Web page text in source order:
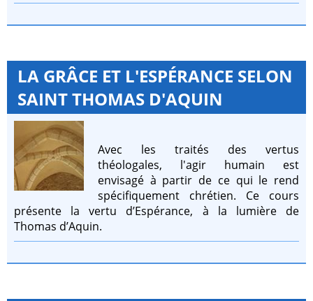
LA GRÂCE ET L'ESPÉRANCE SELON
SAINT THOMAS D'AQUIN
Avec les traités des vertus
théologales, l'agir humain est
envisagé à partir de ce qui le rend
spécifiquement chrétien. Ce cours
présente la vertu d’Espérance, à la lumière de
Thomas d’Aquin.